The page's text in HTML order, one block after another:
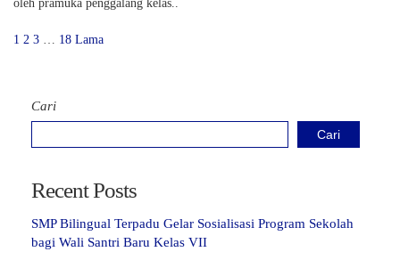
oleh pramuka penggalang kelas..
1 2 3 … 18 Lama
Cari
Cari
Recent Posts
SMP Bilingual Terpadu Gelar Sosialisasi Program Sekolah
bagi Wali Santri Baru Kelas VII